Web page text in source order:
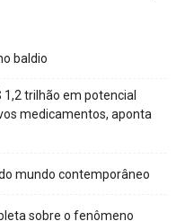
baldio
trilhão em potencial
medicamentos, aponta
mundo contemporâneo
sobre o fenômeno